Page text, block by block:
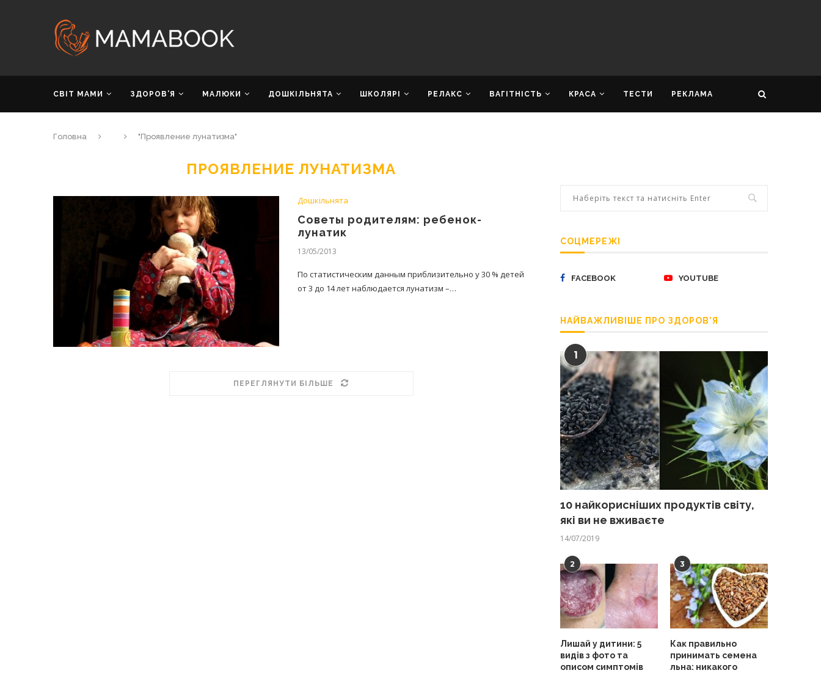
СВІТ МАМИ ЗДОРОВ’Я МАЛЮКИ ДОШКІЛЬНЯТА ШКОЛЯРІ РЕЛАКС ВАГІТНІСТЬ КРАСА ТЕСТИ РЕКЛАМА
Головна "Проявление лунатизма"
ПРОЯВЛЕНИЕ ЛУНАТИЗМА
Дошкільнята
Советы родителям: ребенок-
лунатик
13/05/2013
По статистическим данным приблизительно у 30 % детей
от 3 до 14 лет наблюдается лунатизм –…
ПЕРЕГЛЯНУТИ БІЛЬШЕ
СОЦМЕРЕЖІ
FACEBOOK YOUTUBE
НАЙВАЖЛИВІШЕ ПРО ЗДОРОВ’Я
1
10 найкорисніших продуктів світу,
які ви не вживаєте
14/07/2019
2
Лишай у дитини: 5
видів з фото та
описом симптомів
3
Как правильно
принимать семена
льна: никакого